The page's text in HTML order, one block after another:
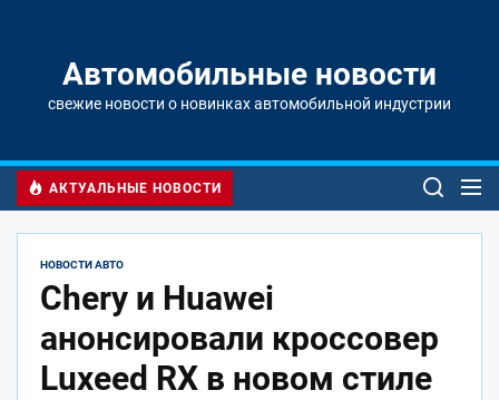
содержимомуАвтомобильные новости
свежие новости о новинках автомобильной индустрии
АКТУАЛЬНЫЕ НОВОСТИ
НОВОСТИ АВТО
Chery и Huawei
анонсировали кроссовер
Luxeed RX в новом стиле